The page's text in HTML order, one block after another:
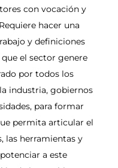
con vocación y
hacer una
y definiciones
el sector genere
por todos los
industria, gobiernos
para formar
permita articular el
las herramientas y
a este